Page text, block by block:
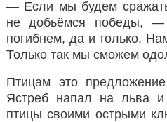
— Если мы будем
не добьёмся победы,
погибнем, да и только.
Только так мы сможем
Птицам это
Ястреб напал на льва
птицы своими острыми